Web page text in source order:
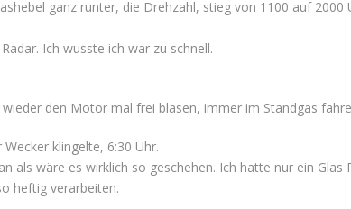
ganz runter, die Drehzahl, stieg von 1100 auf
Ich wusste ich war zu schnell.
den Motor mal frei blasen, immer im Standgas
klingelte, 6:30 Uhr.
als wäre es wirklich so geschehen. Ich hatte nur ein
heftig verarbeiten.